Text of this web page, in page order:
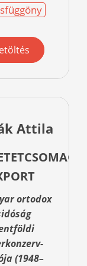
Attila
ortodox
(1948–